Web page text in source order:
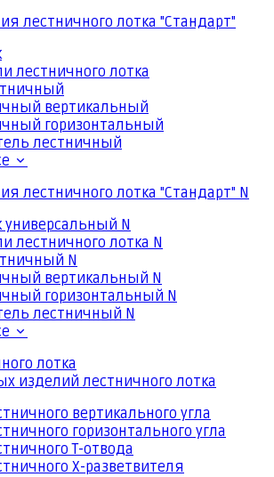
лестничного лотка "Стандарт"
лестничного лотка
вертикальный
горизонтальный
лестничный
лестничного лотка "Стандарт" N
универсальный N
лестничного лотка N
N
вертикальный N
горизонтальный N
лестничный N
лотка
изделий лестничного лотка
вертикального угла
горизонтального угла
Т-отвода
Х-разветвителя